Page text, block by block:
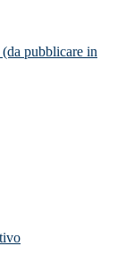
pubblicare in